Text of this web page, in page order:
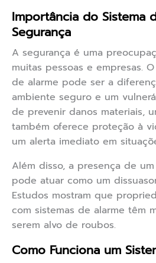
Importância do Sistema
Segurança
A segurança é uma
muitas pessoas e empresas.
de alarme pode ser a
ambiente seguro e um
de prevenir danos materiais,
também oferece proteção à
um alerta imediato em
Além disso, a presença de
pode atuar como um
Estudos mostram que
com sistemas de alarme têm
serem alvo de roubos.
Como Funciona um